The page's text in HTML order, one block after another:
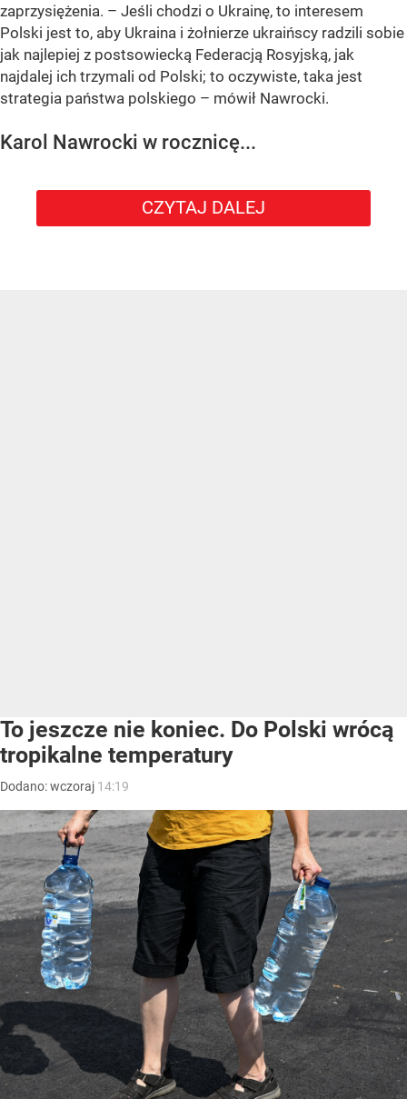
zaprzysiężenia. – Jeśli chodzi o Ukrainę, to interesem
Polski jest to, aby Ukraina i żołnierze ukraińscy radzili sobie
jak najlepiej z postsowiecką Federacją Rosyjską, jak
najdalej ich trzymali od Polski; to oczywiste, taka jest
strategia państwa polskiego – mówił Nawrocki.
Karol Nawrocki w rocznicę...
CZYTAJ DALEJ
To jeszcze nie koniec. Do Polski wrócą
tropikalne temperatury
Dodano:wczoraj 14:19